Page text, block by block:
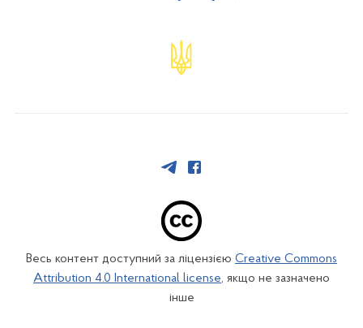
Весь контент доступний за ліцензією Creative Commons
Attribution 4.0 International license, якщо не зазначено
інше